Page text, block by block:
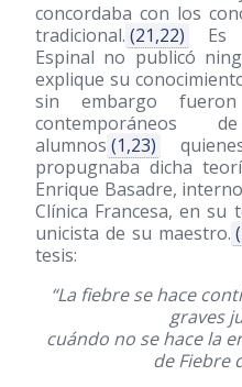
concordaba con los
tradicional. (21,22)
Es
Espinal no publicó
explique su
sin embargo
alumnos (1,23)
propugnaba dicha
Enrique Basadre,
Clínica Francesa, en
unicista de su maestro.
tesis:
“La fiebre se hace
graves
cuándo no se hace la
de Fiebre